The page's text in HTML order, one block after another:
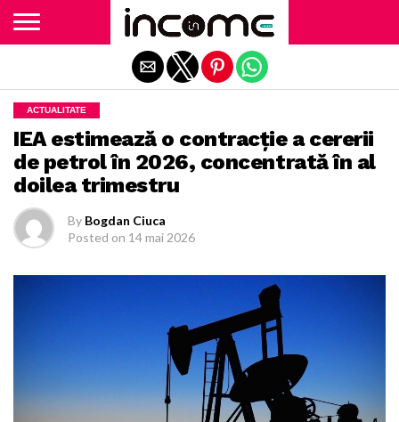
ACTUALITATE
IEA estimează o contracție a cererii
de petrol în 2026, concentrată în al
doilea trimestru
By Bogdan Ciuca
Posted on 14 mai 2026
Exit mobile version